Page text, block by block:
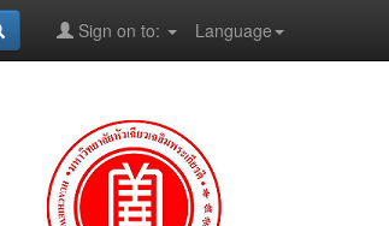
Language
Sign on to: